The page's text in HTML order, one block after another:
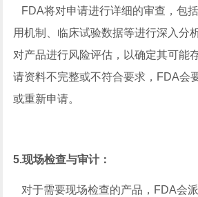
FDA将对申请进行详细的审查，包
用机制、临床试验数据等进行深入分
对产品进行风险评估，以确定其可能
请资料不完整或不符合要求，FDA会
或重新申请‌。
‌5.现场检查与审计‌：
对于需要现场检查的产品，FDA会